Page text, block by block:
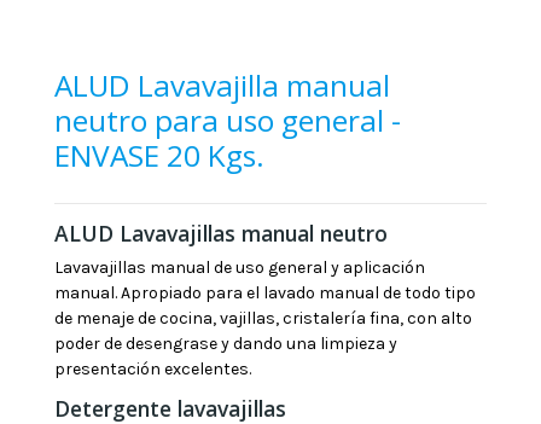
ALUD Lavavajilla manual
neutro para uso general -
ENVASE 20 Kgs.
ALUD Lavavajillas manual neutro
Lavavajillas manual de uso general y aplicación
manual. Apropiado para el lavado manual de todo tipo
de menaje de cocina, vajillas, cristalería fina, con alto
poder de desengrase y dando una limpieza y
presentación excelentes.
Detergente lavavajillas